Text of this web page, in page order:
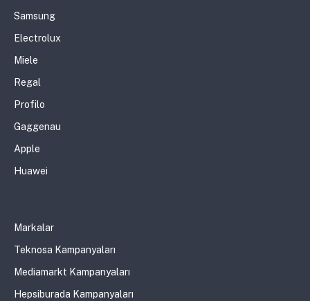
Samsung
Electrolux
Miele
Regal
Profilo
Gaggenau
Apple
Huawei
Markalar
Teknosa Kampanyaları
Mediamarkt Kampanyaları
Hepsiburada Kampanyaları